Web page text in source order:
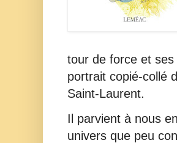
tour de force et
portrait copié-collé
Saint-Laurent.
Il parvient à nous
univers que peu